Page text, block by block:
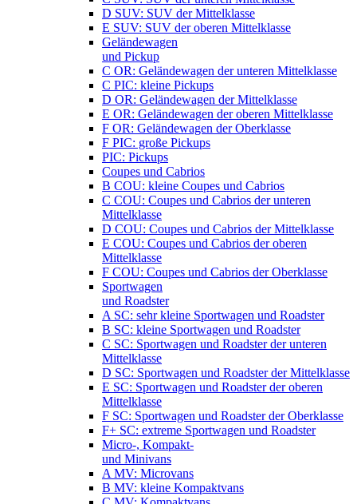
D SUV: SUV der Mittelklasse
E SUV: SUV der oberen Mittelklasse
Geländewagen
und Pickup
C OR: Geländewagen der unteren Mittelklasse
C PIC: kleine Pickups
D OR: Geländewagen der Mittelklasse
E OR: Geländewagen der oberen Mittelklasse
F OR: Geländewagen der Oberklasse
F PIC: große Pickups
PIC: Pickups
Coupes und Cabrios
B COU: kleine Coupes und Cabrios
C COU: Coupes und Cabrios der unteren
Mittelklasse
D COU: Coupes und Cabrios der Mittelklasse
E COU: Coupes und Cabrios der oberen
Mittelklasse
F COU: Coupes und Cabrios der Oberklasse
Sportwagen
und Roadster
A SC: sehr kleine Sportwagen und Roadster
B SC: kleine Sportwagen und Roadster
C SC: Sportwagen und Roadster der unteren
Mittelklasse
D SC: Sportwagen und Roadster der Mittelklasse
E SC: Sportwagen und Roadster der oberen
Mittelklasse
F SC: Sportwagen und Roadster der Oberklasse
F+ SC: extreme Sportwagen und Roadster
Micro-, Kompakt-
und Minivans
A MV: Microvans
B MV: kleine Kompaktvans